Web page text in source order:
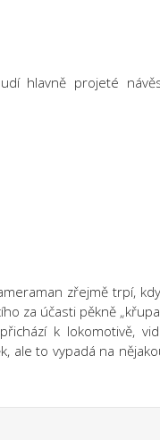
hlavně projeté
zřejmě trpí,
za účasti pěkně
k lokomotivě,
ale to vypadá na